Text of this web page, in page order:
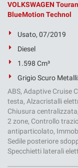
VOLKSWAGEN
BlueMotion Technol
Usato, 07/2019
Diesel
1.598 Cm³
Grigio Scuro
ABS, Adaptive Cruise
testa, Alzacristalli
Chiusura
2 zone, Controllo
antiparticolato,
Sedile posteriore
Specchietti laterali